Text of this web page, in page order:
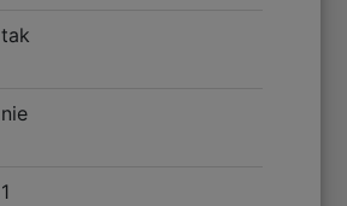
tak
nie
1